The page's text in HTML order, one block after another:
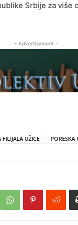
Srbije za više
- Advertisement -
FILIJALA UŽICE PORESKA